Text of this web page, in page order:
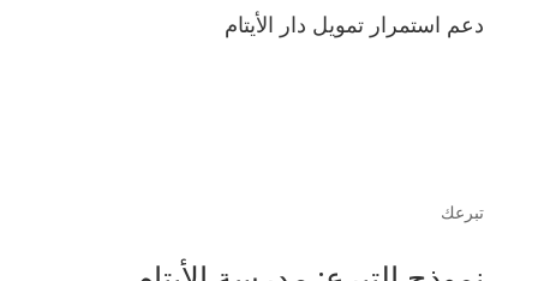
دعم استمرار تمويل دار الأيتام
تبرعك